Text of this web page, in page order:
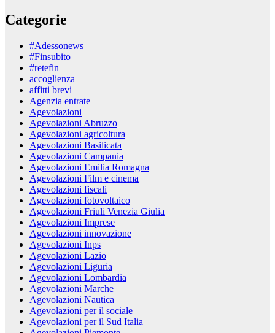
Categorie
#Adessonews
#Finsubito
#retefin
accoglienza
affitti brevi
Agenzia entrate
Agevolazioni
Agevolazioni Abruzzo
Agevolazioni agricoltura
Agevolazioni Basilicata
Agevolazioni Campania
Agevolazioni Emilia Romagna
Agevolazioni Film e cinema
Agevolazioni fiscali
Agevolazioni fotovoltaico
Agevolazioni Friuli Venezia Giulia
Agevolazioni Imprese
Agevolazioni innovazione
Agevolazioni Inps
Agevolazioni Lazio
Agevolazioni Liguria
Agevolazioni Lombardia
Agevolazioni Marche
Agevolazioni Nautica
Agevolazioni per il sociale
Agevolazioni per il Sud Italia